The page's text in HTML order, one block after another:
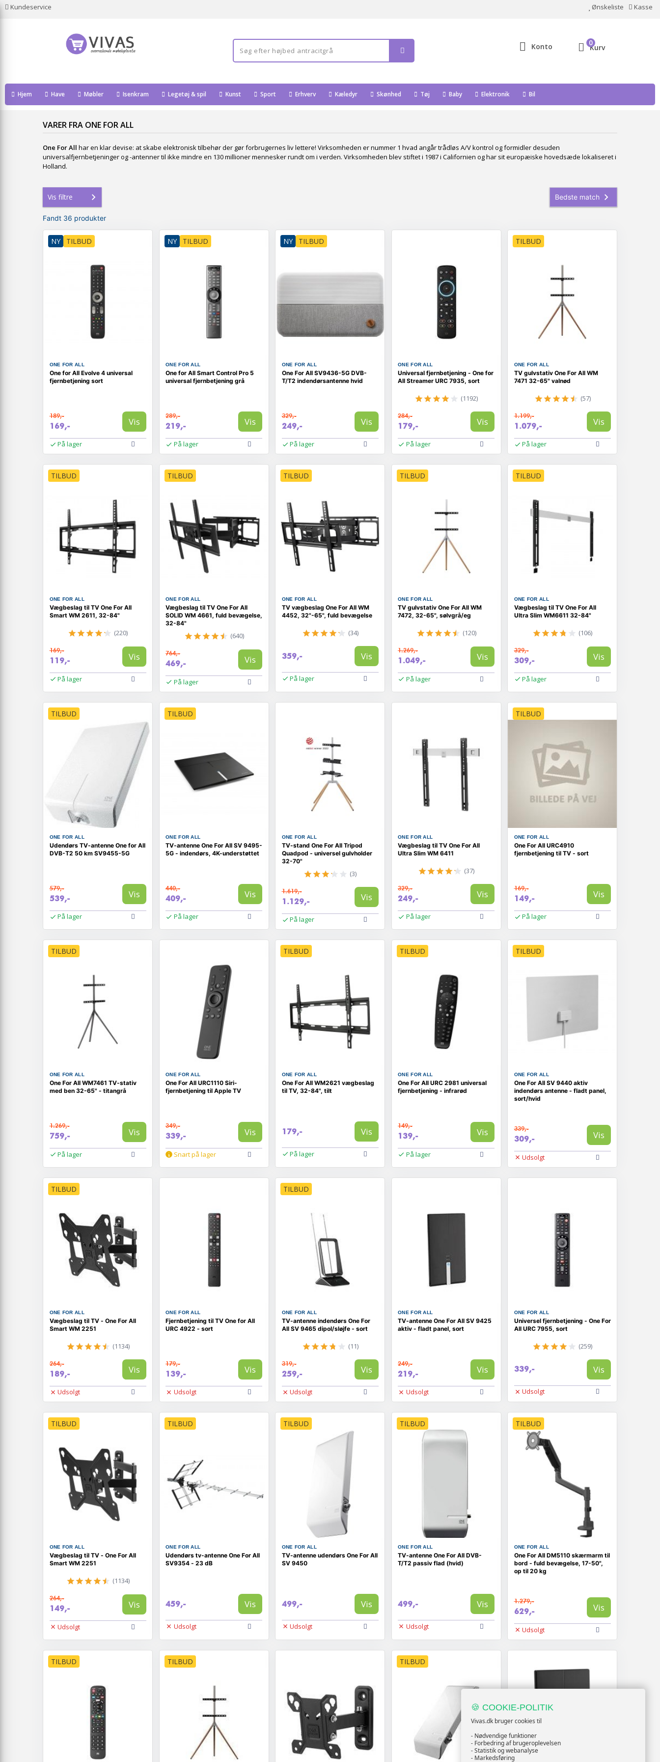
Kundeservice Ønskeliste Kasse
Konto Kurv
0
Hjem Have Møbler Isenkram Legetøj & spil Kunst Sport Erhverv Kæledyr Skønhed Tøj Baby Elektronik Bil
VARER FRA ONE FOR ALL
One For All har en klar devise: at skabe elektronisk tilbehør der gør forbrugernes liv lettere! Virksomheden er nummer 1 hvad angår trådløs A/V kontrol og formidler desuden
universalfjernbetjeninger og -antenner til ikke mindre en 130 millioner mennesker rundt om i verden. Virksomheden blev stiftet i 1987 i Californien og har sit europæiske hovedsæde lokaliseret i
Holland.
Vis filtre
Fandt 36 produkter
NY TILBUD
ONE FOR ALL
One for All Evolve 4 universal
fjernbetjening sort
189,-
169,- Vis
På lager
NY TILBUD
ONE FOR ALL
One for All Smart Control Pro 5
universal fjernbetjening grå
289,-
219,- Vis
På lager
NY TILBUD
ONE FOR ALL
One For All SV9436-5G DVB-
T/T2 indendørsantenne hvid
329,-
249,- Vis
På lager
ONE FOR ALL
Universal fjernbetjening - One for
All Streamer URC 7935, sort
(1192)
284,-
179,- Vis
På lager
TILBUD
ONE FOR ALL
TV gulvstativ One For All WM
7471 32-65" valnød
(57)
1.199,-
1.079,- Vis
På lager
TILBUD
ONE FOR ALL
Vægbeslag til TV One For All
Smart WM 2611, 32-84"
(220)
169,-
119,- Vis
På lager
TILBUD
ONE FOR ALL
Vægbeslag til TV One For All
SOLID WM 4661, fuld bevægelse,
32-84"
(640)
764,-
469,- Vis
På lager
TILBUD
ONE FOR ALL
TV vægbeslag One For All WM
4452, 32"-65", fuld bevægelse
(34)
359,- Vis
På lager
TILBUD
ONE FOR ALL
TV gulvstativ One For All WM
7472, 32-65", sølvgrå/eg
(120)
1.269,-
1.049,- Vis
På lager
TILBUD
ONE FOR ALL
Vægbeslag til TV One For All
Ultra Slim WM6611 32-84"
(106)
329,-
309,- Vis
På lager
TILBUD
ONE FOR ALL
Udendørs TV-antenne One for All
DVB-T2 50 km SV9455-5G
579,-
539,- Vis
På lager
TILBUD
ONE FOR ALL
TV-antenne One For All SV 9495-
5G - indendørs, 4K-understøttet
440,-
409,- Vis
På lager
ONE FOR ALL
TV-stand One For All Tripod
Quadpod - universel gulvholder
32-70"
(3)
1.619,-
1.129,- Vis
På lager
ONE FOR ALL
Vægbeslag til TV One For All
Ultra Slim WM 6411
(37)
329,-
249,- Vis
På lager
TILBUD
ONE FOR ALL
One For All URC4910
fjernbetjening til TV - sort
169,-
149,- Vis
På lager
TILBUD
ONE FOR ALL
One For All WM7461 TV-stativ
med ben 32-65" - titangrå
1.269,-
759,- Vis
På lager
ONE FOR ALL
One For All URC1110 Siri-
fjernbetjening til Apple TV
349,-
339,- Vis
Snart på lager
TILBUD
ONE FOR ALL
One For All WM2621 vægbeslag
til TV, 32-84", tilt
179,- Vis
På lager
TILBUD
ONE FOR ALL
One For All URC 2981 universal
fjernbetjening - infrarød
149,-
139,- Vis
På lager
TILBUD
ONE FOR ALL
One For All SV 9440 aktiv
indendørs antenne - fladt panel,
sort/hvid
339,-
309,- Vis
Udsolgt
TILBUD
ONE FOR ALL
Vægbeslag til TV - One For All
Smart WM 2251
(1134)
264,-
189,- Vis
Udsolgt
ONE FOR ALL
Fjernbetjening til TV One for All
URC 4922 - sort
179,-
139,- Vis
Udsolgt
TILBUD
ONE FOR ALL
TV-antenne indendørs One For
All SV 9465 dipol/sløjfe - sort
(11)
319,-
259,- Vis
Udsolgt
ONE FOR ALL
TV-antenne One For All SV 9425
aktiv - fladt panel, sort
249,-
219,- Vis
Udsolgt
ONE FOR ALL
Universel fjernbetjening - One For
All URC 7955, sort
(259)
339,- Vis
Udsolgt
TILBUD
ONE FOR ALL
Vægbeslag til TV - One For All
Smart WM 2251
(1134)
264,-
149,- Vis
Udsolgt
TILBUD
ONE FOR ALL
Udendørs tv-antenne One For All
SV9354 - 23 dB
459,- Vis
Udsolgt
TILBUD
ONE FOR ALL
TV-antenne udendørs One For All
SV 9450
499,- Vis
Udsolgt
TILBUD
ONE FOR ALL
TV-antenne One For All DVB-
T/T2 passiv flad (hvid)
499,- Vis
Udsolgt
TILBUD
ONE FOR ALL
One For All DM5110 skærmarm til
bord - fuld bevægelse, 17-50",
op til 20 kg
1.279,-
629,- Vis
Udsolgt
TILBUD TILBUD TILBUD
🍪 COOKIE-POLITIK
Vivas.dk bruger cookies til
- Nødvendige funktioner
- Forbedring af brugeroplevelsen
- Statistik og webanalyse
- Markedsføring